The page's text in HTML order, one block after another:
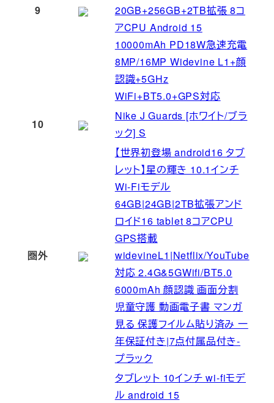
9
20GB+256GB+2TB拡張 8コ
アCPU Android 15
10000mAh PD18W急速充電
8MP/16MP Widevine L1+顔
認識+5GHz
WiFi+BT5.0+GPS対応
10
Nike J Guards [ホワイト/ブラ
ック] S
圏外
【世界初登場 android16 タブ
レット】星の輝き 10.1インチ
Wi-Fiモデル
64GB|24GB|2TB拡張アンド
ロイド16 tablet 8コアCPU
GPS搭載
widevineL1|Netflix/YouTube
対応 2.4G&5GWifi/BT5.0
6000mAh 顔認識 画面分割
児童守護 動画電子書 マンガ
見る 保護フイルム貼り済み 一
年保証付き|7点付属品付き-
プラック
タブレット 10インチ wi-fiモデ
ル android 15